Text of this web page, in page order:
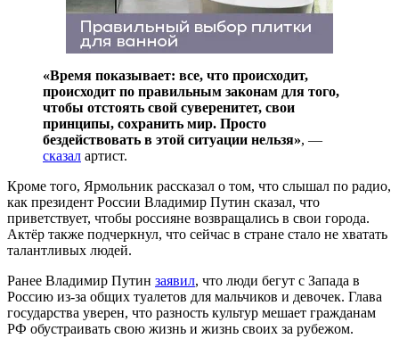
«Время показывает: все, что происходит,
происходит по правильным законам для того,
чтобы отстоять свой суверенитет, свои
принципы, сохранить мир. Просто
бездействовать в этой ситуации нельзя», —
сказал артист.
Кроме того, Ярмольник рассказал о том, что слышал по радио,
как президент России Владимир Путин сказал, что
приветствует, чтобы россияне возвращались в свои города.
Актёр также подчеркнул, что сейчас в стране стало не хватать
талантливых людей.
Ранее Владимир Путин заявил, что люди бегут с Запада в
Россию из-за общих туалетов для мальчиков и девочек. Глава
государства уверен, что разность культур мешает гражданам
РФ обустраивать свою жизнь и жизнь своих за рубежом.